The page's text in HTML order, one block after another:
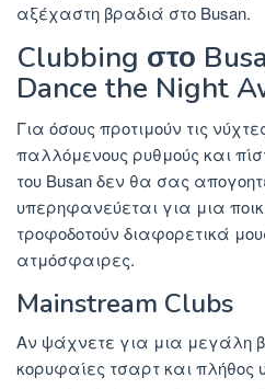
αξέχαστη βραδιά στο Busan.
Clubbing στο
Dance the Night
Για όσους προτιμούν τις
παλλόμενους ρυθμούς και
του Busan δεν θα σας
υπερηφανεύεται για μια
τροφοδοτούν διαφορετικά
ατμόσφαιρες.
Mainstream Clubs
Αν ψάχνετε για μια μεγάλη
κορυφαίες τσαρτ και πλήθος